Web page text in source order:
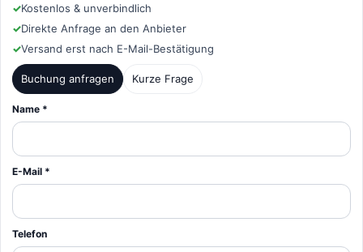
✓Kostenlos & unverbindlich
✓Direkte Anfrage an den Anbieter
✓Versand erst nach E-Mail-Bestätigung
Buchung anfragen Kurze Frage
Name *
E-Mail *
Telefon